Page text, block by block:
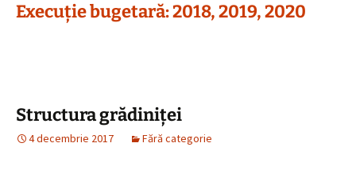
Execuție bugetară: 2018, 2019, 2020
Structura grădiniței
4 decembrie 2017 Fără categorie